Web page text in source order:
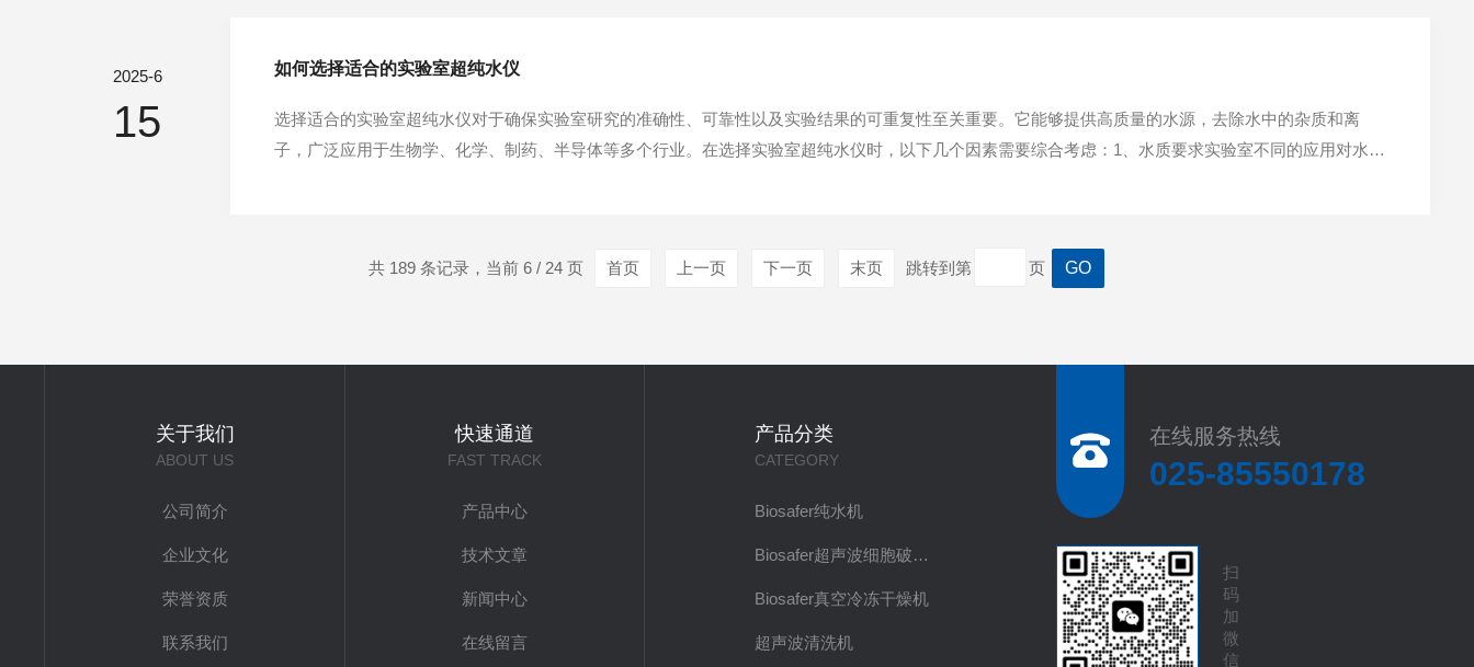
2025-6
15
如何选择适合的实验室超纯水仪
选择适合的实验室超纯水仪对于确保实验室研究的准确性、可靠性以及实验结果的可重复性至关重要。它能够提供高质量的水源，去除水中的杂质和离
子，广泛应用于生物学、化学、制药、半导体等多个行业。在选择实验室超纯水仪时，以下几个因素需要综合考虑：1、水质要求实验室不同的应用对水质
共 189 条记录，当前 6 / 24 页 首页 上一页 下一页 末页 跳转到第 页
关于我们
ABOUT US
公司简介
企业文化
荣誉资质
联系我们
快速通道
FAST TRACK
产品中心
技术文章
新闻中心
在线留言
产品分类
CATEGORY
Biosafer纯水机
Biosafer超声波细胞破碎仪
Biosafer真空冷冻干燥机
超声波清洗机
在线服务热线
025-85550178
扫
码
加
微
信